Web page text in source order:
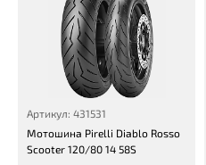
Артикул: 431531
Мотошина Pirelli Diablo Rosso
Scooter 120/80 14 58S